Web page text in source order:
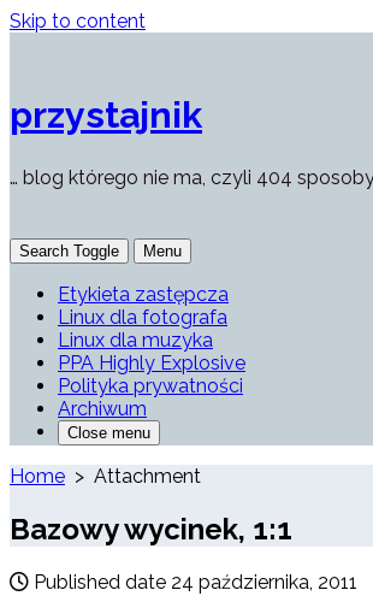
Skip to content
przystajnik
… blog którego nie ma, czyli 404
Search Toggle Menu
Etykieta zastępcza
Linux dla fotografa
Linux dla muzyka
PPA Highly Explosive
Polityka prywatności
Archiwum
Close menu
Home > Attachment
Bazowy wycinek, 1:1
Published date 24 października, 2011